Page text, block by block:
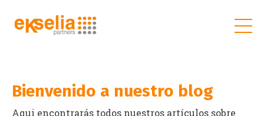
Bienvenido a nuestro blog
Aqui encontrarás todos nuestros artículos sobre